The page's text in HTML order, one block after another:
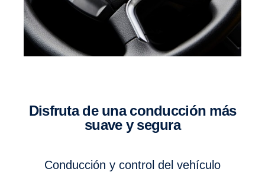
Disfruta de una conducción más
suave y segura
Conducción y control del vehículo